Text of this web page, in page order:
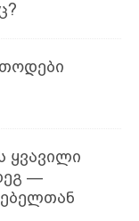
ყვავილი
—